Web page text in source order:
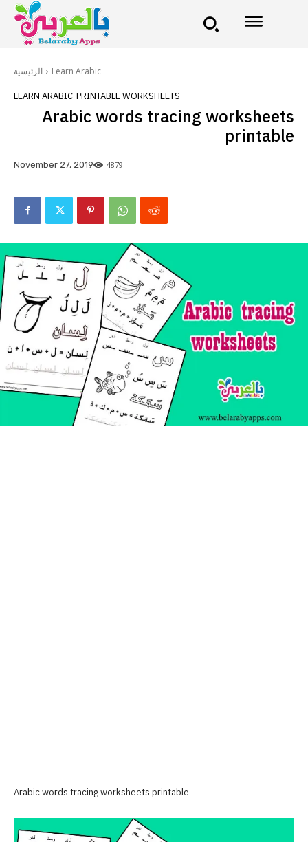
الرئيسية Learn Arabic
LEARN ARABIC PRINTABLE WORKSHEETS
Arabic words tracing worksheets
printable
November 27, 2019 4879
Arabic words tracing worksheets printable